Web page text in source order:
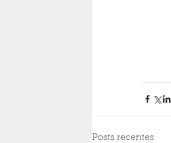
Posts recentes